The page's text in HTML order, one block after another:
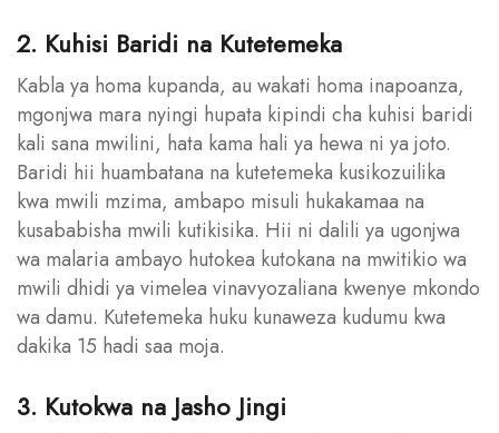
2. Kuhisi Baridi na Kutetemeka
Kabla ya homa kupanda, au wakati homa inapoanza,
mgonjwa mara nyingi hupata kipindi cha kuhisi baridi
kali sana mwilini, hata kama hali ya hewa ni ya joto.
Baridi hii huambatana na kutetemeka kusikozuilika
kwa mwili mzima, ambapo misuli hukakamaa na
kusababisha mwili kutikisika. Hii ni dalili ya ugonjwa
wa malaria ambayo hutokea kutokana na mwitikio wa
mwili dhidi ya vimelea vinavyozaliana kwenye mkondo
wa damu. Kutetemeka huku kunaweza kudumu kwa
dakika 15 hadi saa moja.
3. Kutokwa na Jasho Jingi